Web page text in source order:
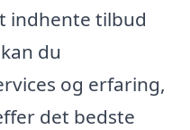
indhente tilbud
du
og erfaring,
det bedste